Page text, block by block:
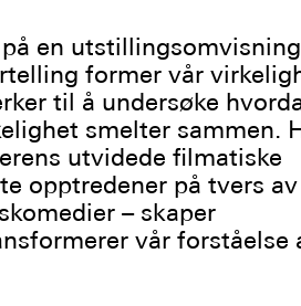
en utstillingsomvisning
former vår
til å undersøke
smelter sammen.
utvidede filmatiske
opptredener på tvers av
– skaper
vår forståelse